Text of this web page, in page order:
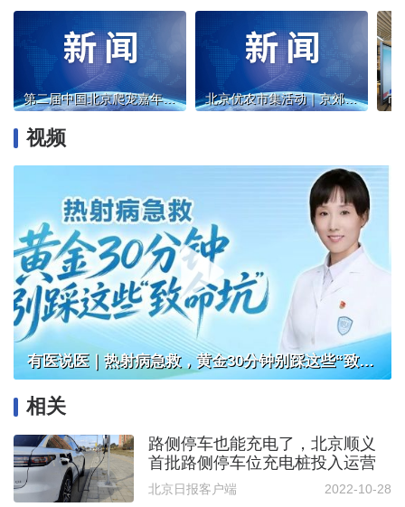
第二届中国北京爬宠嘉年华｜年度盛会爬宠展震撼来袭 北京优农市集活动｜京郊产·本地鲜——“桃”醉京郊 “苞”享夏鲜 甜蜜返场，鲜糯依旧！
视频
有医说医｜热射病急救，黄金30分钟别踩这些“致命坑”
相关
路侧停车也能充电了，北京顺义
首批路侧停车位充电桩投入运营
北京日报客户端 2022-10-28